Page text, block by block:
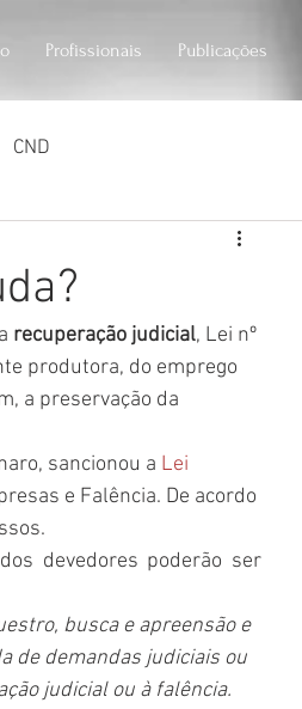
Profissionais Publicações
CND
sociedade anônima
recuperação judicial, Lei nº
produtora, do emprego
a preservação da
sancionou a Lei
e Falência. De acordo
devedores poderão ser
busca e apreensão e
de demandas judiciais ou
judicial ou à falência.